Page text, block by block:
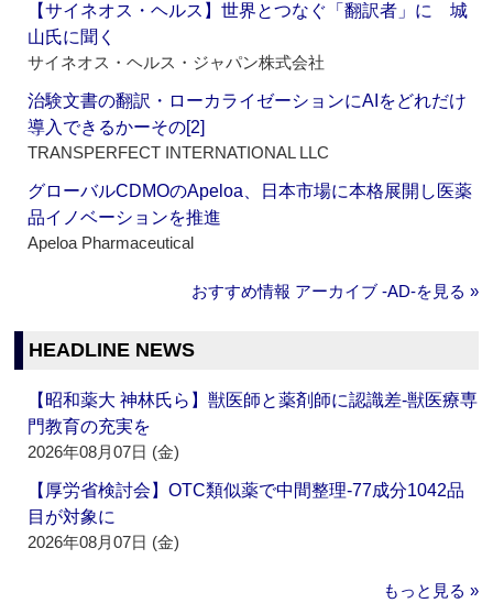
【サイネオス・ヘルス】世界とつなぐ「翻訳者」に 城
山氏に聞く
サイネオス・ヘルス・ジャパン株式会社
治験文書の翻訳・ローカライゼーションにAIをどれだけ
導入できるかーその[2]
TRANSPERFECT INTERNATIONAL LLC
グローバルCDMOのApeloa、日本市場に本格展開し医薬
品イノベーションを推進
Apeloa Pharmaceutical
おすすめ情報 アーカイブ ‐AD‐を見る »
HEADLINE NEWS
【昭和薬大 神林氏ら】獣医師と薬剤師に認識差‐獣医療専
門教育の充実を
2026年08月07日 (金)
【厚労省検討会】OTC類似薬で中間整理‐77成分1042品
目が対象に
2026年08月07日 (金)
もっと見る »